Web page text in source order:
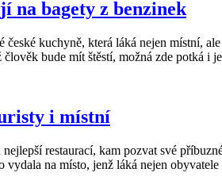
na bagety z benzinek
kuchyně, která láká nejen místní,
bude mít štěstí, možná zde potká i
i místní
restaurací, kam pozvat své
na místo, jenž láká nejen